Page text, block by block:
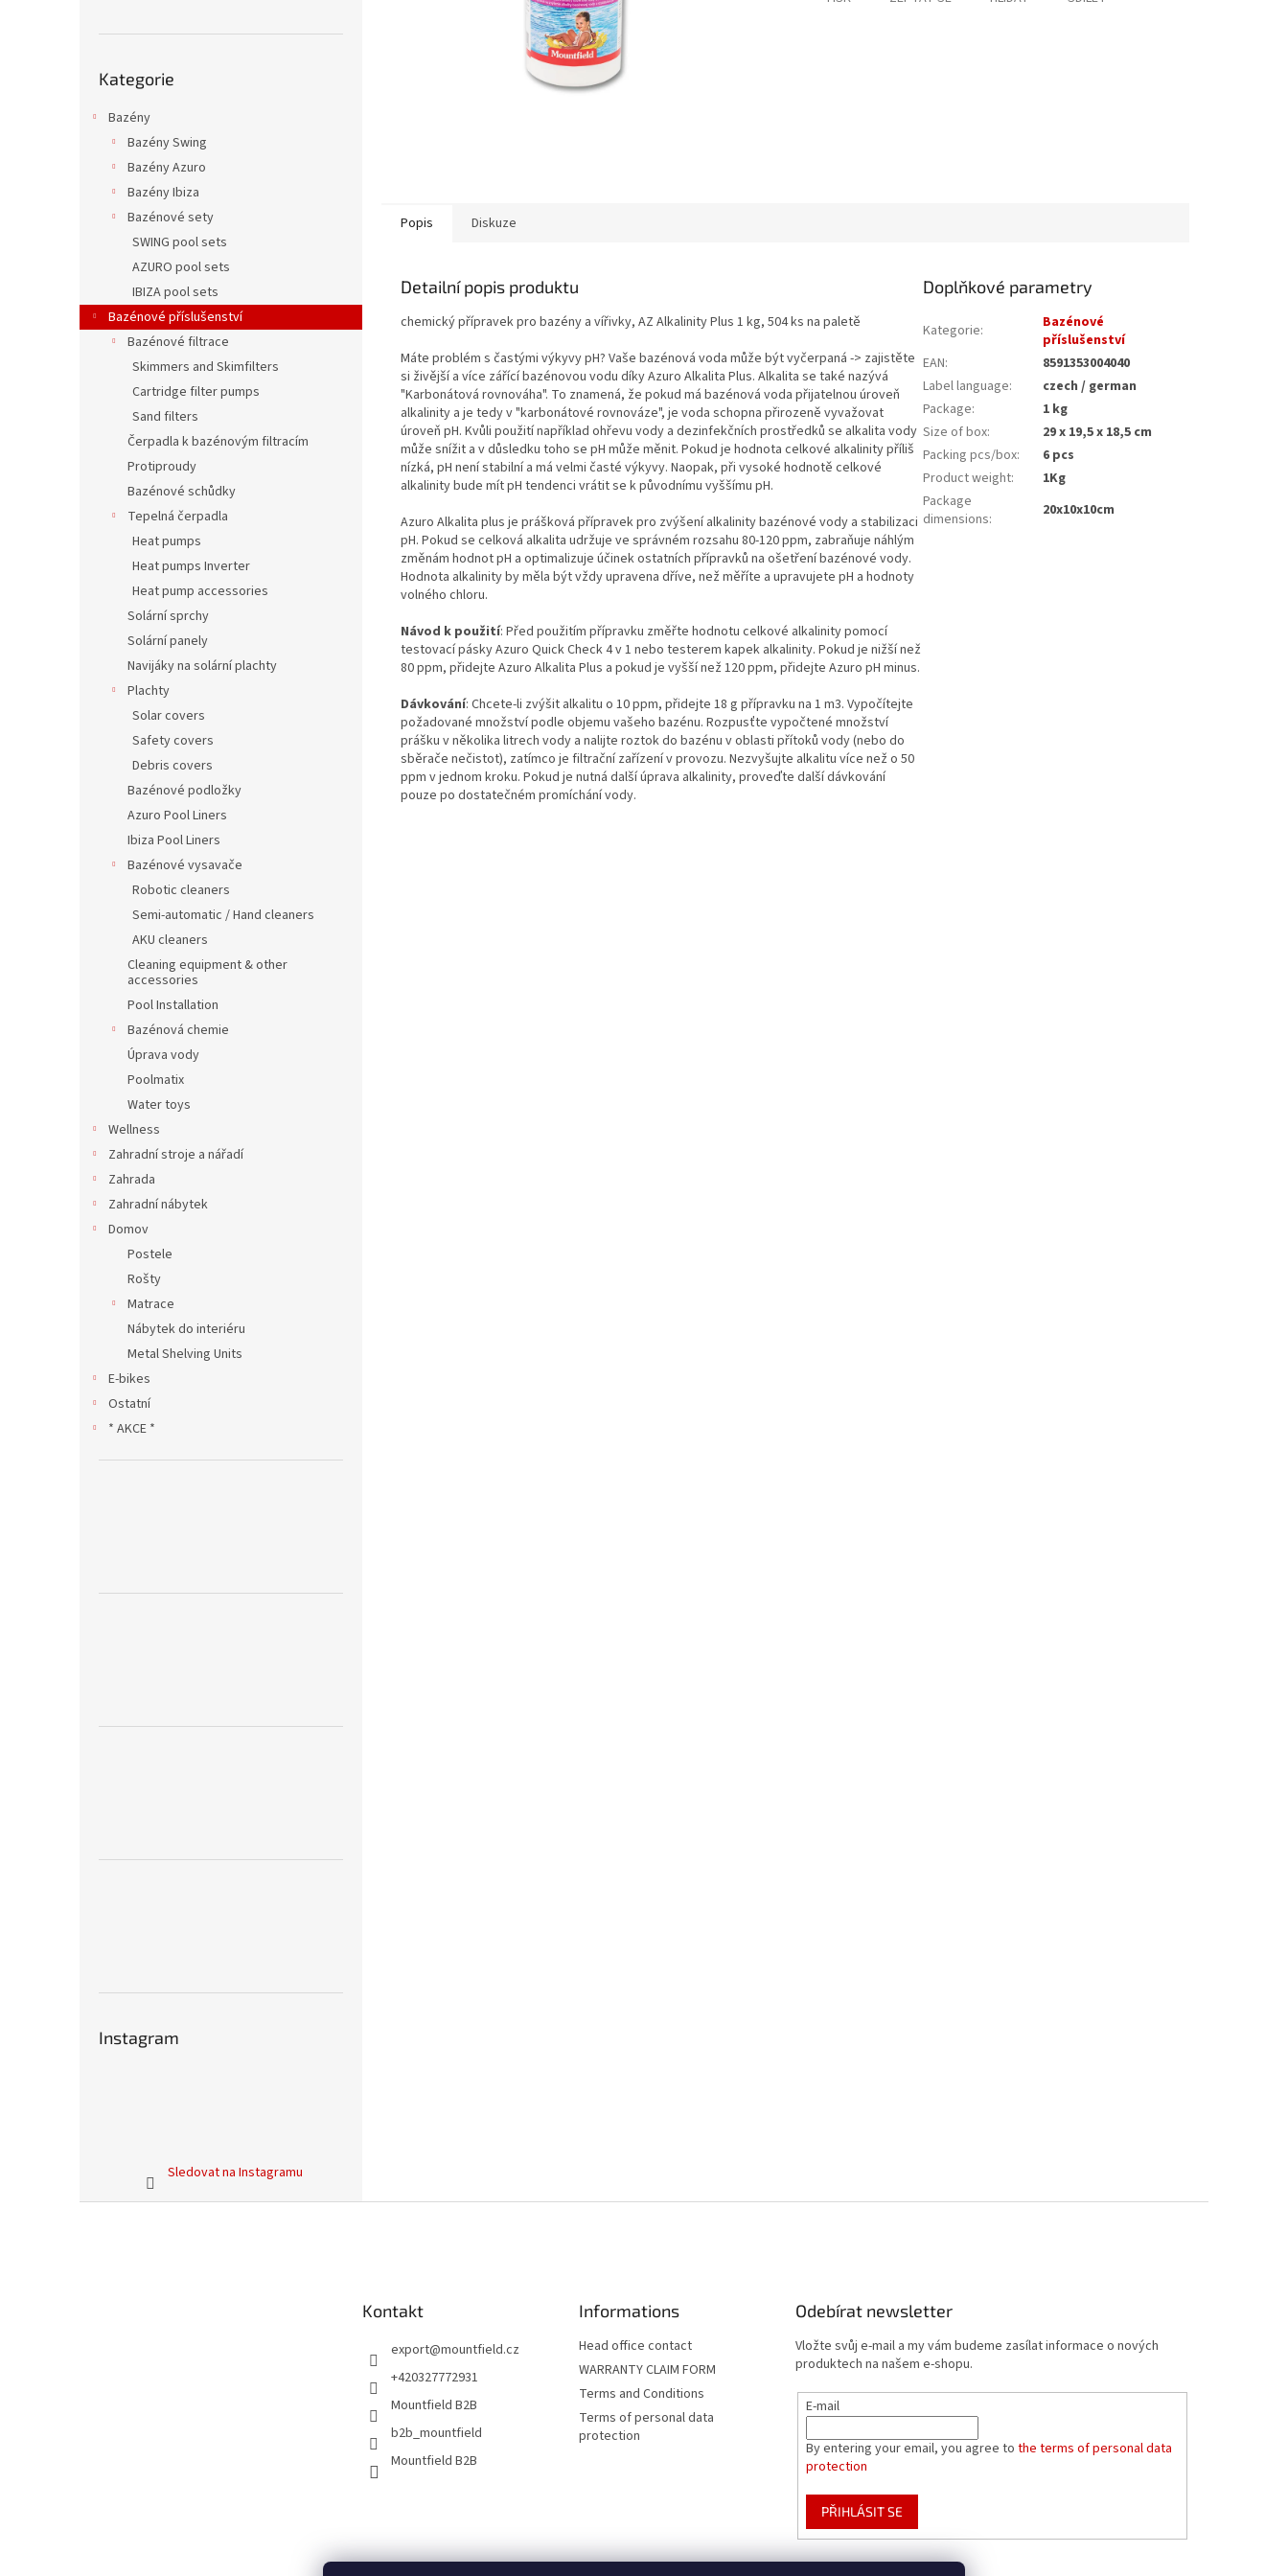
kategorie
Kategorie
Bazény
Bazény Swing
Bazény Azuro
Bazény Ibiza
Bazénové sety
SWING pool sets
AZURO pool sets
IBIZA pool sets
Bazénové příslušenství
Bazénové filtrace
Skimmers and Skimfilters
Cartridge filter pumps
Sand filters
Čerpadla k bazénovým filtracím
Protiproudy
Bazénové schůdky
Tepelná čerpadla
Heat pumps
Heat pumps Inverter
Heat pump accessories
Solární sprchy
Solární panely
Navijáky na solární plachty
Plachty
Solar covers
Safety covers
Debris covers
Bazénové podložky
Azuro Pool Liners
Ibiza Pool Liners
Bazénové vysavače
Robotic cleaners
Semi-automatic / Hand cleaners
AKU cleaners
Cleaning equipment & other
accessories
Pool Installation
Bazénová chemie
Úprava vody
Poolmatix
Water toys
Wellness
Zahradní stroje a nářadí
Zahrada
Zahradní nábytek
Domov
Postele
Rošty
Matrace
Nábytek do interiéru
Metal Shelving Units
E-bikes
Ostatní
* AKCE *
Instagram
Sledovat na Instagramu
Popis Diskuze
Detailní popis produktu
chemický přípravek pro bazény a vířivky, AZ Alkalinity Plus 1 kg, 504 ks na paletě
Máte problém s častými výkyvy pH? Vaše bazénová voda může být vyčerpaná -> zajistěte
si živější a více zářící bazénovou vodu díky Azuro Alkalita Plus. Alkalita se také nazývá
"Karbonátová rovnováha". To znamená, že pokud má bazénová voda přijatelnou úroveň
alkalinity a je tedy v "karbonátové rovnováze", je voda schopna přirozeně vyvažovat
úroveň pH. Kvůli použití například ohřevu vody a dezinfekčních prostředků se alkalita vody
může snížit a v důsledku toho se pH může měnit. Pokud je hodnota celkové alkalinity příliš
nízká, pH není stabilní a má velmi časté výkyvy. Naopak, při vysoké hodnotě celkové
alkalinity bude mít pH tendenci vrátit se k původnímu vyššímu pH.
Azuro Alkalita plus je prášková přípravek pro zvýšení alkalinity bazénové vody a stabilizaci
pH. Pokud se celková alkalita udržuje ve správném rozsahu 80-120 ppm, zabraňuje náhlým
změnám hodnot pH a optimalizuje účinek ostatních přípravků na ošetření bazénové vody.
Hodnota alkalinity by měla být vždy upravena dříve, než měříte a upravujete pH a hodnoty
volného chloru.
Návod k použití: Před použitím přípravku změřte hodnotu celkové alkalinity pomocí
testovací pásky Azuro Quick Check 4 v 1 nebo testerem kapek alkalinity. Pokud je nižší než
80 ppm, přidejte Azuro Alkalita Plus a pokud je vyšší než 120 ppm, přidejte Azuro pH minus.
Dávkování: Chcete-li zvýšit alkalitu o 10 ppm, přidejte 18 g přípravku na 1 m3. Vypočítejte
požadované množství podle objemu vašeho bazénu. Rozpusťte vypočtené množství
prášku v několika litrech vody a nalijte roztok do bazénu v oblasti přítoků vody (nebo do
sběrače nečistot), zatímco je filtrační zařízení v provozu. Nezvyšujte alkalitu více než o 50
ppm v jednom kroku. Pokud je nutná další úprava alkalinity, proveďte další dávkování
pouze po dostatečném promíchání vody.
Doplňkové parametry
Kategorie:
Bazénové
příslušenství
EAN:
8591353004040
Label language:
czech / german
Package:
1 kg
Size of box:
29 x 19,5 x 18,5 cm
Packing pcs/box:
6 pcs
Product weight:
1Kg
Package
dimensions: 20x10x10cm
Kontakt
export@mountfield.cz
+420327772931
Mountfield B2B
b2b_mountfield
Mountfield B2B
Informations
Head office contact
WARRANTY CLAIM FORM
Terms and Conditions
Terms of personal data
protection
Odebírat newsletter
Vložte svůj e-mail a my vám budeme zasílat informace o nových
produktech na našem e-shopu.
E-mail
By entering your email, you agree tothe terms of personal data
protection
PŘIHLÁSIT SE